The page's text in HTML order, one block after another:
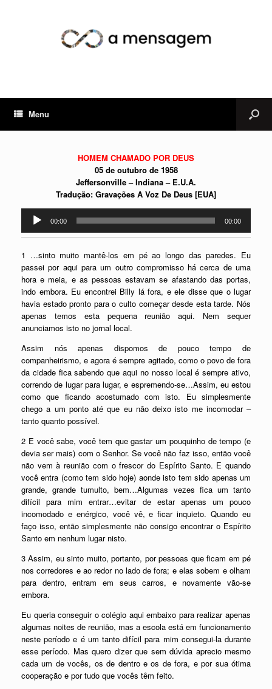
Menu
HOMEM CHAMADO POR DEUS
05 de outubro de 1958
Jeffersonville – Indiana – E.U.A.
Tradução: Gravações A Voz De Deus [EUA]
Tocador
áudio
00:00 00:00
1 …sinto muito mantê-los em pé ao longo das paredes. Eu
passei por aqui para um outro compromisso há cerca de uma
hora e meia, e as pessoas estavam se afastando das portas,
indo embora. Eu encontrei Billy lá fora, e ele disse que o lugar
havia estado pronto para o culto começar desde esta tarde. Nós
apenas temos esta pequena reunião aqui. Nem sequer
anunciamos isto no jornal local.
Assim nós apenas dispomos de pouco tempo de
companheirismo, e agora é sempre agitado, como o povo de fora
da cidade fica sabendo que aqui no nosso local é sempre ativo,
correndo de lugar para lugar, e espremendo-se…Assim, eu estou
como que ficando acostumado com isto. Eu simplesmente
chego a um ponto até que eu não deixo isto me incomodar –
tanto quanto possível.
2 E você sabe, você tem que gastar um pouquinho de tempo (e
devia ser mais) com o Senhor. Se você não faz isso, então você
não vem à reunião com o frescor do Espírito Santo. E quando
você entra (como tem sido hoje) aonde isto tem sido apenas um
grande, grande tumulto, bem…Algumas vezes fica um tanto
difícil para mim entrar…evitar de estar apenas um pouco
incomodado e enérgico, você vê, e ficar inquieto. Quando eu
faço isso, então simplesmente não consigo encontrar o Espírito
Santo em nenhum lugar nisto.
3 Assim, eu sinto muito, portanto, por pessoas que ficam em pé
nos corredores e ao redor no lado de fora; e elas sobem e olham
para dentro, entram em seus carros, e novamente vão-se
embora.
Eu queria conseguir o colégio aqui embaixo para realizar apenas
algumas noites de reunião, mas a escola está em funcionamento
neste período e é um tanto difícil para mim consegui-la durante
esse período. Mas quero dizer que sem dúvida aprecio mesmo
cada um de vocês, os de dentro e os de fora, e por sua ótima
cooperação e por tudo que vocês têm feito.